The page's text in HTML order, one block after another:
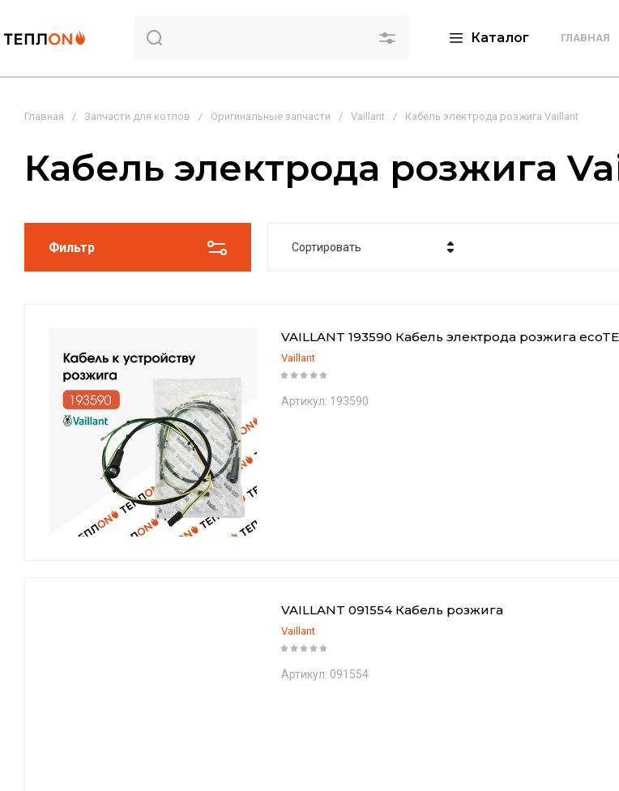
Каталог ГЛАВНАЯ
Главная / Запчасти для котлов / Оригинальные запчасти / Vaillant / Кабель электрода розжига Vaillant
Кабель электрода розжига
Фильтр Сортировать
Название - А-Я
VAILLANT 193590 Кабель электрода розжига
Vaillant
Артикул: 193590
VAILLANT 091554 Кабель розжига
Vaillant
Артикул: 091554